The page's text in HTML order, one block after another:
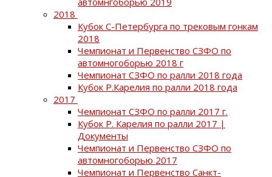
2018
Кубок С-Петербурга по трековым гонкам
2018
Чемпионат и Первенство СЗФО по
автомногоборью 2018 г
Чемпионат СЗФО по ралли 2018 года
Кубок Р.Карелия по ралли 2018 года
2017
Чемпионат СЗФО по ралли 2017 г.
Кубок Р. Карелия по ралли 2017 |
Документы
Чемпионат и Первенство СЗФО по
автомногоборью 2017
Чемпионат и Первенство Санкт-